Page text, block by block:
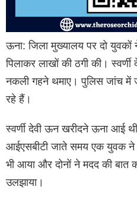
ऊना: जिला मुख्यालय पर दो युवकों
पिलाकर लाखों की ठगी की।
नकली गहने थमाए। पुलिस जांच में
रहे हैं।
स्वर्णी देवी ऊन खरीदने ऊना आई
आईएसबीटी जाते समय एक युवक ने
भी आया और दोनों ने मदद की बात
उलझाया।